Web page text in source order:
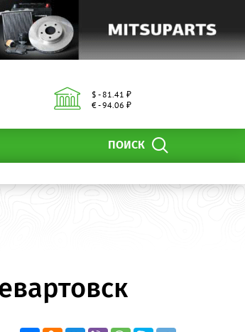
$ - 81.41 ₽
€ - 94.06 ₽
ПОИСК